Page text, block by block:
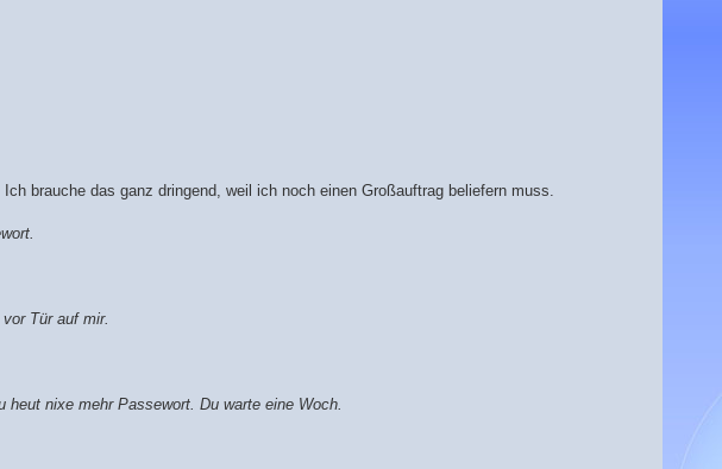
brauche das ganz dringend, weil ich noch einen Großauftrag beliefern muss.
Tür auf mir.
nixe mehr Passewort. Du warte eine Woch.